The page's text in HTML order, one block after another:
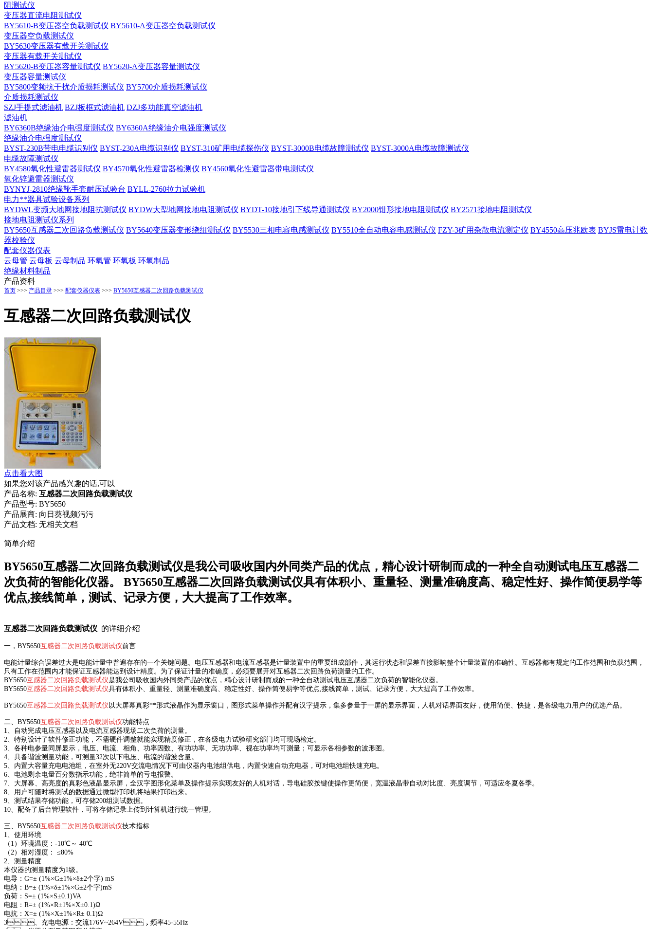
阻测试仪
变压器直流电阻测试仪
BY5610-B变压器空负载测试仪 BY5610-A变压器空负载测试仪
变压器空负载测试仪
BY5630变压器有载开关测试仪
变压器有载开关测试仪
BY5620-B变压器容量测试仪 BY5620-A变压器容量测试仪
变压器容量测试仪
BY5800变频抗干扰介质损耗测试仪 BY5700介质损耗测试仪
介质损耗测试仪
SZJ手提式滤油机 BZJ板框式滤油机 DZJ多功能真空滤油机
滤油机
BY6360B绝缘油介电强度测试仪 BY6360A绝缘油介电强度测试仪
绝缘油介电强度测试仪
BYST-230B带电电缆识别仪 BYST-230A电缆识别仪 BYST-310矿用电缆探伤仪 BYST-3000B电缆故障测试仪 BYST-3000A电缆故障测试仪
电缆故障测试仪
BY4580氧化性避雷器测试仪 BY4570氧化性避雷器检测仪 BY4560氧化性避雷器带电测试仪
氧化锌避雷器测试仪
BYNYJ-2810绝缘靴手套耐压试验台 BYLL-2760拉力试验机
电力**器具试验设备系列
BYDWL变频大地网接地阻抗测试仪 BYDW大型地网接地电阻测试仪 BYDT-10接地引下线导通测试仪 BY2000钳形接地电阻测试仪 BY2571接地电阻测试仪
接地电阻测试仪系列
BY5650互感器二次回路负载测试仪 BY5640变压器变形绕组测试仪 BY5530三相电容电感测试仪 BY5510全自动电容电感测试仪 FZY-3矿用杂散电流测定仪 BY4550高压兆欧表 BYJS雷电计数
器校验仪
配套仪器仪表
云母管 云母板 云母制品 环氧管 环氧板 环氧制品
绝缘材料制品
产品资料
首页 >>> 产品目录 >>> 配套仪器仪表 >>> BY5650互感器二次回路负载测试仪
互感器二次回路负载测试仪
点击看大图
如果您对该产品感兴趣的话,可以
产品名称: 互感器二次回路负载测试仪
产品型号: BY5650
产品展商: 向日葵视频污污
产品文档: 无相关文档
简单介绍
BY5650互感器二次回路负载测试仪是我公司吸收国内外同类产品的优点，精心设计研制而成的一种全自动测试电压互感器二
次负荷的智能化仪器。 BY5650互感器二次回路负载测试仪具有体积小、重量轻、测量准确度高、稳定性好、操作简便易学等
优点,接线简单，测试、记录方便，大大提高了工作效率。
互感器二次回路负载测试仪 的详细介绍
一， BY5650互感器二次回路负载测试仪前言
电能计量综合误差过大是电能计量中普遍存在的一个关键问题。电压互感器和电流互感器是计量装置中的重要组成部件，其运行状态和误差直接影响整个计量装置的准确性。互感器都有规定的工作范围和负载范围，
只有工作在范围内才能保证互感器能达到设计精度。为了保证计量的准确度，必须要展开对互感器二次回路负荷测量的工作。
BY5650互感器二次回路负载测试仪是我公司吸收国内外同类产品的优点，精心设计研制而成的一种全自动测试电压互感器二次负荷的智能化仪器。
BY5650互感器二次回路负载测试仪具有体积小、重量轻、测量准确度高、稳定性好、操作简便易学等优点,接线简单，测试、记录方便，大大提高了工作效率。
BY5650互感器二次回路负载测试仪以大屏幕真彩**形式液晶作为显示窗口，图形式菜单操作并配有汉字提示，集多参量于一屏的显示界面，人机对话界面友好，使用简便、快捷，是各级电力用户的优选产品。
二、 BY5650互感器二次回路负载测试仪功能特点
1、自动完成电压互感器以及电流互感器现场二次负荷的测量。
2、特别设计了软件修正功能，不需硬件调整就能实现精度修正，在各级电力试验研究部门均可现场检定。
3、各种电参量同屏显示，电压、电流、相角、功率因数、有功功率、无功功率、视在功率均可测量；可显示各相参数的波形图。
4、具备谐波测量功能，可测量32次以下电压、电流的谐波含量。
5、内置大容量充电电池组，在室外无220V交流电情况下可由仪器内电池组供电，内置快速自动充电器，可对电池组快速充电。
6、电池剩余电量百分数指示功能，绝非简单的亏电报警。
7、大屏幕、高亮度的真彩色液晶显示屏，全汉字图形化菜单及操作提示实现友好的人机对话，导电硅胶按键使操作更简便，宽温液晶带自动对比度、亮度调节，可适应冬夏各季。
8、用户可随时将测试的数据通过微型打印机将结果打印出来。
9、测试结果存储功能，可存储200组测试数据。
10、配备了后台管理软件，可将存储记录上传到计算机进行统一管理。
三、 BY5650互感器二次回路负载测试仪技术指标
1、使用环境
（1）环境温度：-10℃～ 40℃
（2）相对湿度： ≤80%
2、测量精度
本仪器的测量精度为1级。
电导：G=± (1%×G±1%×δ±2个字) mS
电纳：B=± (1%×δ±1%×G±2个字)mS
负荷：S=± (1%×S±0.1)VA
电阻：R=± (1%×R±1%×X±0.1)Ω
电抗：X=± (1%×X±1%×R± 0.1)Ω
3、充电电源：交流176V~264V，频率45-55Hz